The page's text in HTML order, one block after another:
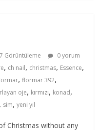
Görüntüleme
0 yorum
, ch nail, christmas, Essence,
,flormar 392,
oje, kırmızı, konad,
, sim,yeni yıl
Christmas without any